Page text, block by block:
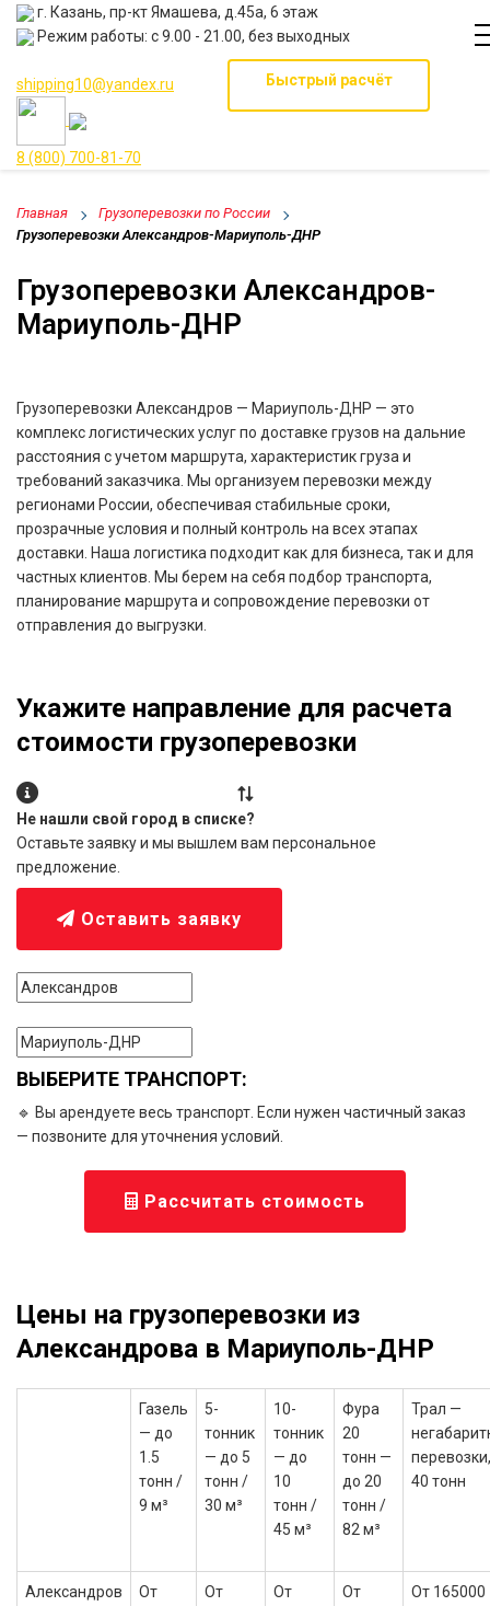
г. Казань, пр-кт Ямашева, д.45а, 6 этаж
Режим работы: с 9.00 - 21.00, без выходных
shipping10@yandex.ru
8 (800) 700-81-70
Быстрый расчёт
Главная
Грузоперевозки по России
Грузоперевозки Александров-Мариуполь-ДНР
Грузоперевозки Александров-
Мариуполь-ДНР
Грузоперевозки Александров — Мариуполь-ДНР — это
комплекс логистических услуг по доставке грузов на дальние
расстояния с учетом маршрута, характеристик груза и
требований заказчика. Мы организуем перевозки между
регионами России, обеспечивая стабильные сроки,
прозрачные условия и полный контроль на всех этапах
доставки. Наша логистика подходит как для бизнеса, так и для
частных клиентов. Мы берем на себя подбор транспорта,
планирование маршрута и сопровождение перевозки от
отправления до выгрузки.
Укажите направление для расчета
стоимости грузоперевозки
Не нашли свой город в списке?
Оставьте заявку и мы вышлем вам персональное
предложение.
Оставить заявку
ВЫБЕРИТЕ ТРАНСПОРТ:
🔹 Вы арендуете весь транспорт. Если нужен частичный заказ
— позвоните для уточнения условий.
Рассчитать стоимость
Цены на грузоперевозки из
Александрова в Мариуполь-ДНР
Газель
— до
1.5
тонн /
9 м³
5-
тонник
— до 5
тонн /
30 м³
10-
тонник
— до
10
тонн /
45 м³
Фура
20
тонн —
до 20
тонн /
82 м³
Трал —
40 тонн
Александров
От
От
От
От
От 165000